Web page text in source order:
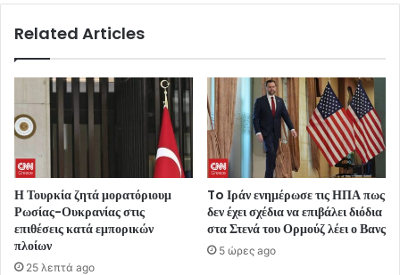
Related Articles
Η Τουρκία ζητά μορατόριουμ
Ρωσίας-Ουκρανίας στις
επιθέσεις κατά εμπορικών
πλοίων
25 λεπτά ago
To Ιράν ενημέρωσε τις ΗΠΑ πως
δεν έχει σχέδια να επιβάλει διόδια
στα Στενά του Ορμούζ λέει ο Βανς
5 ώρες ago